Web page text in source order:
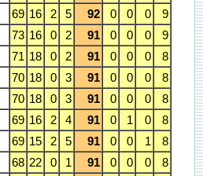
69 16 2 5 92 0 0 0
9
73 16 0 2 91 0 0 0
9
71 18 0 2 91 0 0 0
8
70 18 0 3 91 0 0 0
8
70 18 0 3 91 0 0 0
8
69 16 2 4 91 0 1 0
8
69 15 2 5 91 0 0 1
8
68 22 0 1 91 0 0 0
8